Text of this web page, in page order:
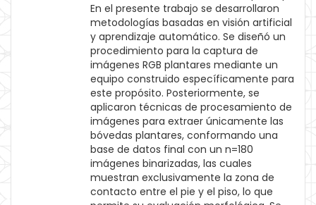
En el presente trabajo se desarrollaron
metodologías basadas en visión artificial
y aprendizaje automático. Se diseñó un
procedimiento para la captura de
imágenes RGB plantares mediante un
equipo construido específicamente para
este propósito. Posteriormente, se
aplicaron técnicas de procesamiento de
imágenes para extraer únicamente las
bóvedas plantares, conformando una
base de datos final con un n=180
imágenes binarizadas, las cuales
muestran exclusivamente la zona de
contacto entre el pie y el piso, lo que